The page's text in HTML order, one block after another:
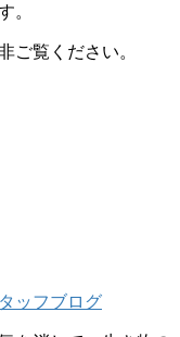
。
ご覧ください。
ッフブログ